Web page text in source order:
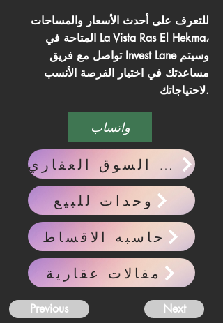
للتعرف على أحدث الأسعار والمساحات
المتاحة في La Vista Ras El Hekma،
تواصل مع فريق Invest Lane وسيتم
مساعدتك في اختيار الفرصة الأنسب
لاحتياجاتك.
واتساب
احدث اخبار السوق العقاري
وحدات للبيع
حاسبه الاقساط
مقالات عقارية
Previous Next